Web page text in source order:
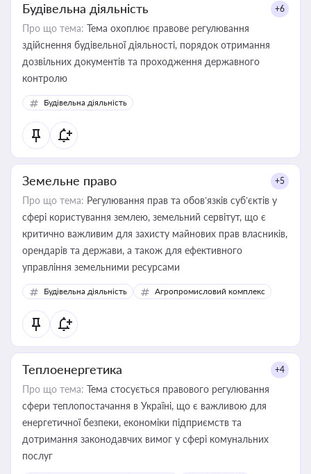
Будівельна діяльність +6
Про що тема: Тема охоплює правове регулювання
здійснення будівельної діяльності, порядок отримання
дозвільних документів та проходження державного
контролю
Будівельна діяльність
Земельне право +5
Про що тема: Регулювання прав та обов’язків суб’єктів у
сфері користування землею, земельний сервітут, що є
критично важливим для захисту майнових прав власників,
орендарів та держави, а також для ефективного
управління земельними ресурсами
Будівельна діяльність Агропромисловий комплекс
Теплоенергетика +4
Про що тема: Тема стосується правового регулювання
сфери теплопостачання в Україні, що є важливою для
енергетичної безпеки, економіки підприємств та
дотримання законодавчих вимог у сфері комунальних
послуг